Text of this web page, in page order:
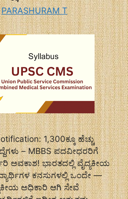
PARASHURAM T
1,300ಕ್ಕೂ ಹೆಚ್ಚು
– MBBS ಪದವೀಧರರಿಗೆ
ಅವಕಾಶ! ಭಾರತದಲ್ಲಿ ವೈದ್ಯಕೀಯ
ಕನಸುಗಳಲ್ಲಿ ಒಂದೇ —
ಅಧಿಕಾರಿ ಆಗಿ ಸೇವೆ